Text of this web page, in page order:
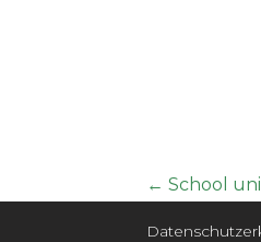
←School